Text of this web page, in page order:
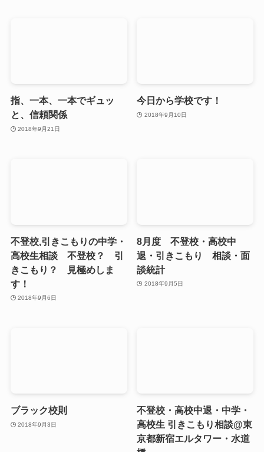
指、一本、一本でギュッ
と、信頼関係
2018年9月21日
今日から学校です！
2018年9月10日
不登校,引きこもりの中学・
高校生相談 不登校？ 引
きこもり？ 見極めしま
す！
2018年9月6日
8月度 不登校・高校中
退・引きこもり 相談・面
談統計
2018年9月5日
ブラック校則
2018年9月3日
不登校・高校中退・中学・
高校生 引きこもり相談@東
京都新宿エルタワー・水道